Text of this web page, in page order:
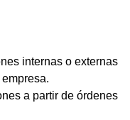
internas o externas
a partir de órdenes